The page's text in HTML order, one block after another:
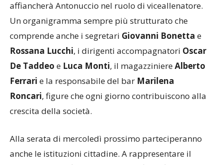
nuovo team manager , mentrePaolo Contini
affiancherà Antonuccio nel ruolo di viceallenatore.
Un organigramma sempre più strutturato che
comprende anche i segretariGiovanni Bonettae
Rossana Lucchi, i dirigenti accompagnatoriOscar
De Taddeo eLuca Monti, il magazziniere
Ferrarie la responsabile del barMarilena
Roncari, figure che ogni giorno contribuiscono alla
Alla serata di mercoledì prossimo parteciperanno